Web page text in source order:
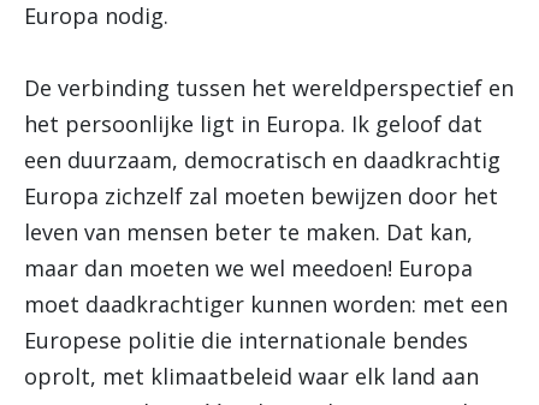
Europa nodig.
De verbinding tussen het wereldperspectief en
het persoonlijke ligt in Europa. Ik geloof dat
een duurzaam, democratisch en daadkrachtig
Europa zichzelf zal moeten bewijzen door het
leven van mensen beter te maken. Dat kan,
maar dan moeten we wel meedoen! Europa
moet daadkrachtiger kunnen worden: met een
Europese politie die internationale bendes
oprolt, met klimaatbeleid waar elk land aan